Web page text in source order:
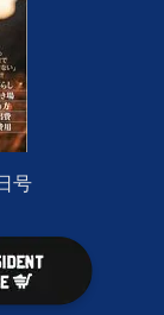
号